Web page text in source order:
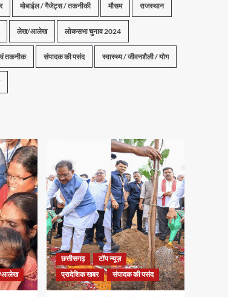
मोबाईल / गैजेट्स / तकनीकी मौसम राजस्थान
लेख/आलेख लोकसभा चुनाव 2024
तकनीक संपादक की पसंद स्वास्थ्य / जीवनशैली / योग
आलेख
छत्तीसगढ़
टॉप न्यूज़
प्रादेशिक खबर
संपादक की पसंद